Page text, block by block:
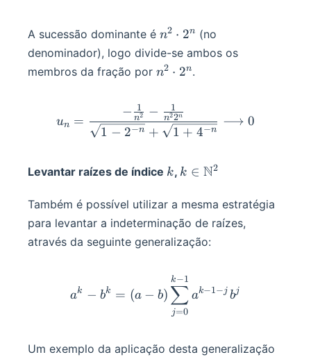
A sucessão dominante é n^2\cdot2^n
n2 ⋅ 2n (no
denominador), logo divide-se ambos os
membros da fração por n^2\cdot
n2 ⋅ 2n.
u_n=\frac{-\frac1{n^2}-
un =
1 − 2−n + 1 + 4−n
− n2
1 − n22n
1
⟶ 0
Levantar raízes de índice k
k, k\in\mathbb
k ∈ N2
Também é possível utilizar a mesma estratégia
para levantar a indeterminação de raízes,
através da seguinte generalização:
a^k-b^k=(a-
ak − bk = (a − b)
j=0
∑
k−1
ak−1−j bj
Um exemplo da aplicação desta generalização